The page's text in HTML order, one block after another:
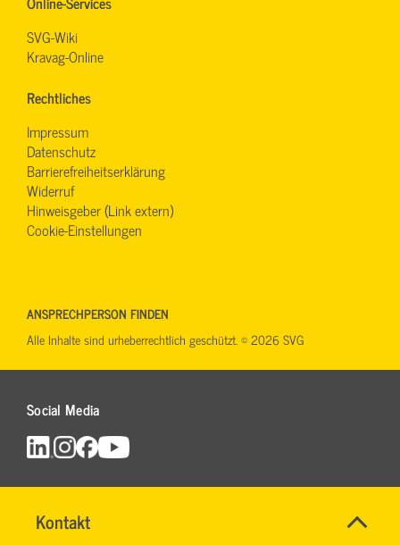
Kontakt
SVG
Name*
SVG-Wiki
Kravag-Online
Rechtliches
Impressum
Datenschutz
Barrierefreiheitserklärung
Widerruf
Hinweisgeber (Link extern)
Cookie-Einstellungen
Social Media
ANSPRECHPERSON FINDEN
Alle Inhalte sind urheberrechtlich geschützt. © 2026 SVG